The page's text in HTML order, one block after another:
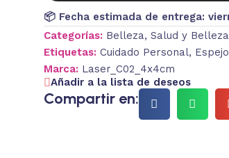
📦 Fecha estimada de entrega:
Categorías: Belleza, Salud y Belleza
Etiquetas: Cuidado Personal,
Marca: Laser_C02_4x4cm
Añadir a la lista de deseos
Compartir en: